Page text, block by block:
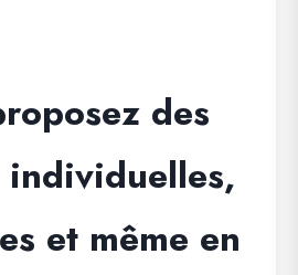
des
individuelles,
et même en